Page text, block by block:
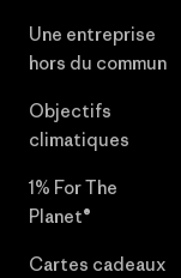
Une entreprise
hors du commun
Objectifs
climatiques
1% For The
Planet®
Cartes cadeaux